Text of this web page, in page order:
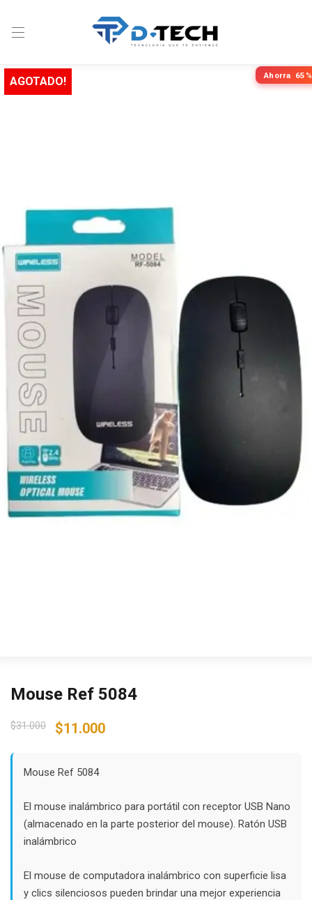
Ahorra 65%
AGOTADO!
Mouse Ref 5084
$31.000
Original
$31.000.
$11.000Current
Mouse Ref 5084
El mouse inalámbrico para portátil con receptor USB Nano
(almacenado en la parte posterior del mouse). Ratón USB
inalámbrico
El mouse de computadora inalámbrico con superficie lisa
y clics silenciosos pueden brindar una mejor experiencia